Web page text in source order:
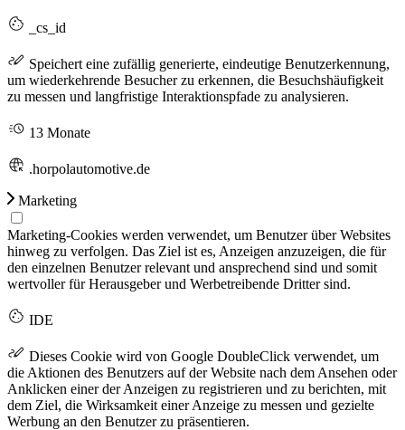
_cs_id
Speichert eine zufällig generierte, eindeutige Benutzerkennung,
um wiederkehrende Besucher zu erkennen, die Besuchshäufigkeit
zu messen und langfristige Interaktionspfade zu analysieren.
13 Monate
.horpolautomotive.de
Marketing
Marketing-Cookies werden verwendet, um Benutzer über Websites
hinweg zu verfolgen. Das Ziel ist es, Anzeigen anzuzeigen, die für
den einzelnen Benutzer relevant und ansprechend sind und somit
wertvoller für Herausgeber und Werbetreibende Dritter sind.
IDE
Dieses Cookie wird von Google DoubleClick verwendet, um
die Aktionen des Benutzers auf der Website nach dem Ansehen oder
Anklicken einer der Anzeigen zu registrieren und zu berichten, mit
dem Ziel, die Wirksamkeit einer Anzeige zu messen und gezielte
Werbung an den Benutzer zu präsentieren.